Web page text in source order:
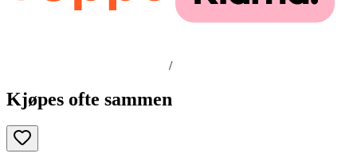
/
Kjøpes ofte sammen